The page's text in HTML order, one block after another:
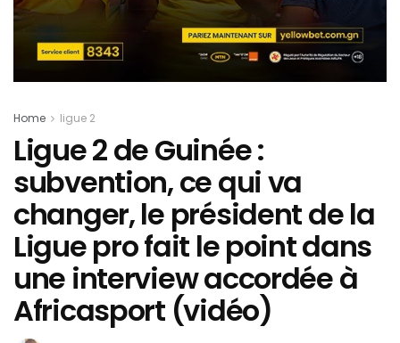
Home ligue 2
Ligue 2 de Guinée :
subvention, ce qui va
changer, le président de la
Ligue pro fait le point dans
une interview accordée à
Africasport (vidéo)